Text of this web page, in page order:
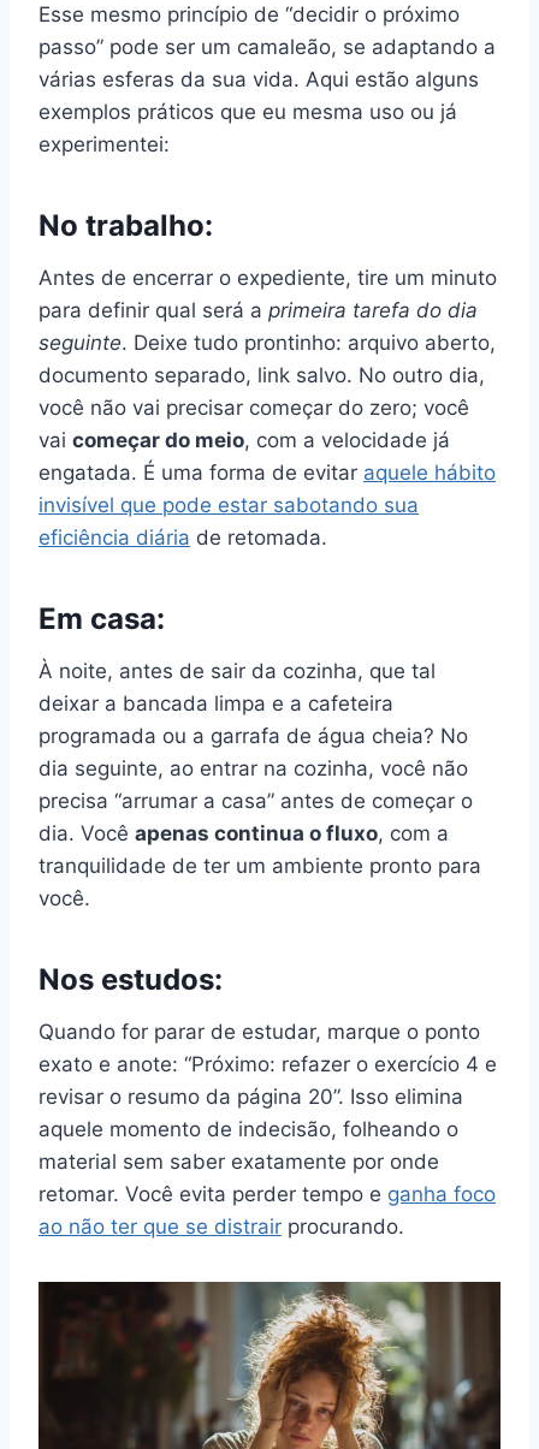
Esse mesmo princípio de “decidir o próximo
passo” pode ser um camaleão, se adaptando a
várias esferas da sua vida. Aqui estão alguns
exemplos práticos que eu mesma uso ou já
experimentei:
No trabalho:
Antes de encerrar o expediente, tire um minuto
para definir qual será a primeira tarefa do dia
seguinte. Deixe tudo prontinho: arquivo aberto,
documento separado, link salvo. No outro dia,
você não vai precisar começar do zero; você
vai começar do meio, com a velocidade já
engatada. É uma forma de evitar aquele hábito
invisível que pode estar sabotando sua
eficiência diária de retomada.
Em casa:
À noite, antes de sair da cozinha, que tal
deixar a bancada limpa e a cafeteira
programada ou a garrafa de água cheia? No
dia seguinte, ao entrar na cozinha, você não
precisa “arrumar a casa” antes de começar o
dia. Você apenas continua o fluxo, com a
tranquilidade de ter um ambiente pronto para
você.
Nos estudos:
Quando for parar de estudar, marque o ponto
exato e anote: “Próximo: refazer o exercício 4 e
revisar o resumo da página 20”. Isso elimina
aquele momento de indecisão, folheando o
material sem saber exatamente por onde
retomar. Você evita perder tempo e ganha foco
ao não ter que se distrair procurando.